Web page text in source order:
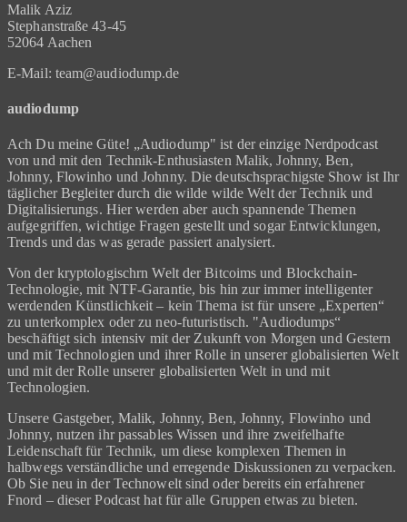
Malik Aziz
Stephanstraße 43-45
52064 Aachen
E-Mail: team@audiodump.de
audiodump
Ach Du meine Güte! „Audiodump" ist der einzige Nerdpodcast
von und mit den Technik-Enthusiasten Malik, Johnny, Ben,
Johnny, Flowinho und Johnny. Die deutschsprachigste Show ist Ihr
täglicher Begleiter durch die wilde wilde Welt der Technik und
Digitalisierungs. Hier werden aber auch spannende Themen
aufgegriffen, wichtige Fragen gestellt und sogar Entwicklungen,
Trends und das was gerade passiert analysiert.
Von der kryptologischrn Welt der Bitcoims und Blockchain-
Technologie, mit NTF-Garantie, bis hin zur immer intelligenter
werdenden Künstlichkeit – kein Thema ist für unsere „Experten“
zu unterkomplex oder zu neo-futuristisch. "Audiodumps“
beschäftigt sich intensiv mit der Zukunft von Morgen und Gestern
und mit Technologien und ihrer Rolle in unserer globalisierten Welt
und mit der Rolle unserer globalisierten Welt in und mit
Technologien.
Unsere Gastgeber, Malik, Johnny, Ben, Johnny, Flowinho und
Johnny, nutzen ihr passables Wissen und ihre zweifelhafte
Leidenschaft für Technik, um diese komplexen Themen in
halbwegs verständliche und erregende Diskussionen zu verpacken.
Ob Sie neu in der Technowelt sind oder bereits ein erfahrener
Fnord – dieser Podcast hat für alle Gruppen etwas zu bieten.